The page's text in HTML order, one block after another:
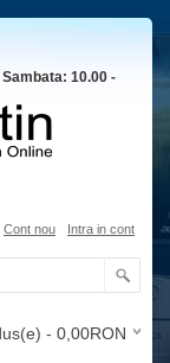
10.00 -
Cont nou Intra in cont
- 0,00RON